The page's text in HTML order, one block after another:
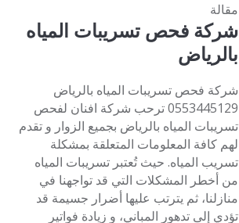
مقالة
شركة فحص تسريبات المياه
بالرياض
شركة فحص تسريبات المياه بالرياض
0553445129 ترحب شركة افنان لفحص
تسريبات المياه بالرياض بجميع الزوار و تقدم
لهم كافة المعلومات المتعلقة بمشكلة
تسريب المياه. حيث تُعتبر تسريبات المياه
من أخطر المشكلات التي قد تواجهنا في
منازلنا، ثم يترتب عليها أضرار جسيمة قد
تؤدي إلى تدهور المباني، و زيادة فواتير